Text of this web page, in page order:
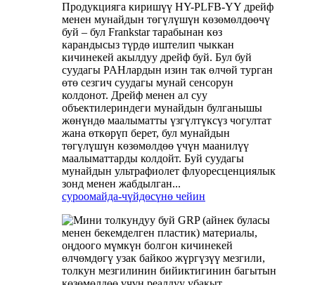
Продукцияга киришүү HY-PLFB-YY дрейф
менен мунайдын төгүлүшүн көзөмөлдөөчү
буй – бул Frankstar тарабынан көз
карандысыз түрдө иштелип чыккан
кичинекей акылдуу дрейф буй. Бул буй
суудагы PAHлардын изин так өлчөй турган
өтө сезгич суудагы мунай сенсорун
колдонот. Дрейф менен ал суу
объектилериндеги мунайдын булганышы
жөнүндө маалыматты үзгүлтүксүз чогултат
жана өткөрүп берет, бул мунайдын
төгүлүшүн көзөмөлдөө үчүн маанилүү
маалыматтарды колдойт. Буй суудагы
мунайдын ультрафиолет флуоресценциялык
зонд менен жабдылган...
суроомайда-чүйдөсүнө чейин